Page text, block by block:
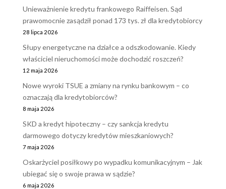
Unieważnienie kredytu frankowego Raiffeisen. Sąd
prawomocnie zasądził ponad 173 tys. zł dla kredytobiorcy
28 lipca 2026
Słupy energetyczne na działce a odszkodowanie. Kiedy
właściciel nieruchomości może dochodzić roszczeń?
12 maja 2026
Nowe wyroki TSUE a zmiany na rynku bankowym – co
oznaczają dla kredytobiorców?
8 maja 2026
SKD a kredyt hipoteczny – czy sankcja kredytu
darmowego dotyczy kredytów mieszkaniowych?
7 maja 2026
Oskarżyciel posiłkowy po wypadku komunikacyjnym – Jak
ubiegać się o swoje prawa w sądzie?
6 maja 2026